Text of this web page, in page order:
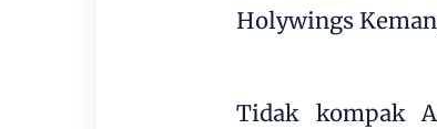
Holywings
Tidak kompak